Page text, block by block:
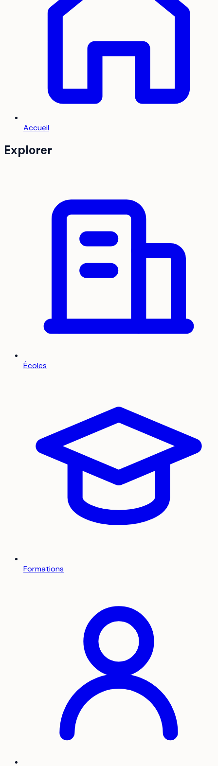
Accueil
Explorer
Écoles
Formations